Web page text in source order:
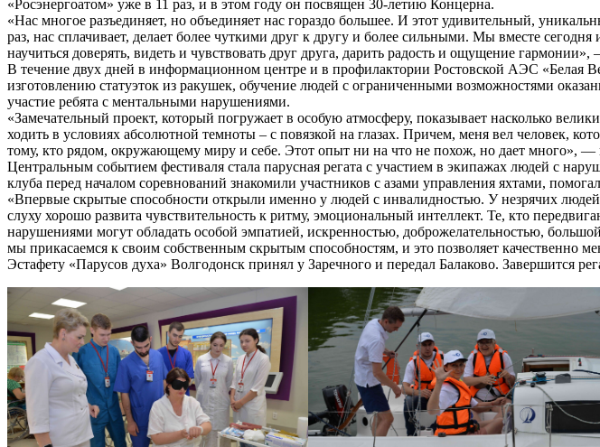
«Росэнергоатом» уже в 11 раз, и в этом году он посвящен 30-летию Концерна.
«Нас многое разъединяет, но объединяет нас гораздо большее. И этот удивительный,
раз, нас сплачивает, делает более чуткими друг к другу и более сильными. Мы вместе
научиться доверять, видеть и чувствовать друг друга, дарить радость и ощущение
В течение двух дней в информационном центре и в профилактории Ростовской АЭС «Белая
изготовлению статуэток из ракушек, обучение людей с ограниченными возможностями
участие ребята с ментальными нарушениями.
«Замечательный проект, который погружает в особую атмосферу, показывает насколько
ходить в условиях абсолютной темноты – с повязкой на глазах. Причем, меня вел человек,
тому, кто рядом, окружающему миру и себе. Этот опыт ни на что не похож, но дает много»,
Центральным событием фестиваля стала парусная регата с участием в экипажах людей с
клуба перед началом соревнований знакомили участников с азами управления яхтами,
«Впервые скрытые способности открыли именно у людей с инвалидностью. У незрячих
слуху хорошо развита чувствительность к ритму, эмоциональный интеллект. Те, кто
нарушениями могут обладать особой эмпатией, искренностью, доброжелательностью,
мы прикасаемся к своим собственным скрытым способностям, и это позволяет качественно
Эстафету «Парусов духа» Волгодонск принял у Заречного и передал Балаково. Завершится